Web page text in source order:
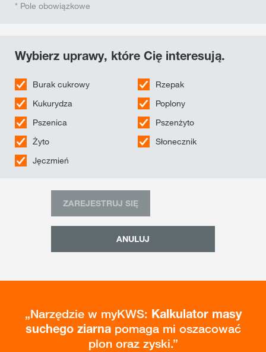
* Pole obowiązkowe
Wybierz uprawy, które Cię interesują.
Burak cukrowy
Kukurydza
Pszenica
Żyto
Jęczmień
Rzepak
Poplony
Pszenżyto
Słonecznik
ANULUJ
ZAREJESTRUJ SIĘ
Narzędzie w myKWS: Kalkulator masy
suchego ziarna pomaga mi oszacować
plon oraz zyski.